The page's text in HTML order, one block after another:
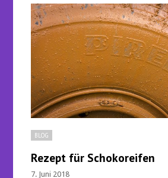
BLOG
Rezept für Schokoreifen
7. Juni 2018